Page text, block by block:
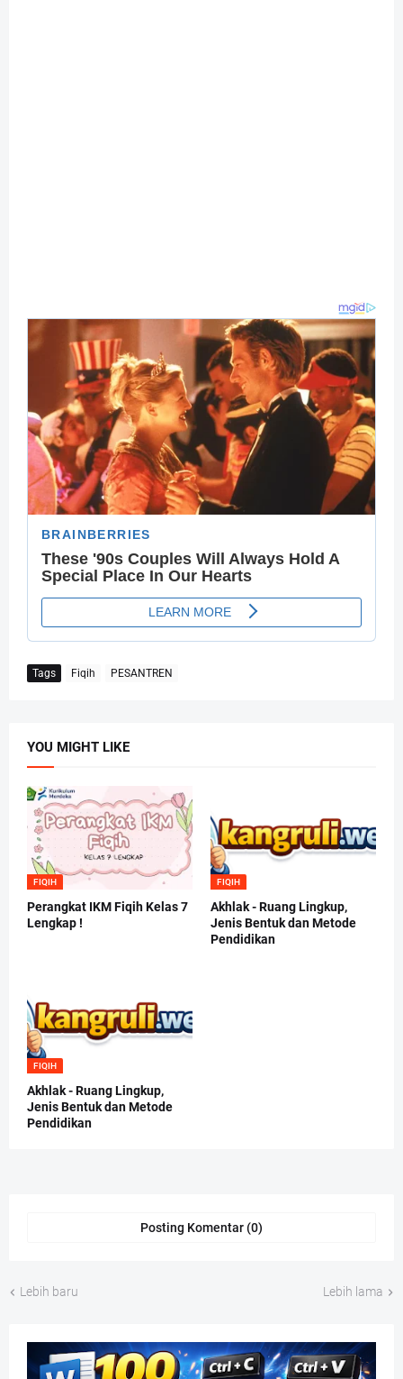
Tags Fiqih PESANTREN
YOU MIGHT LIKE
FIQIH
Perangkat IKM Fiqih Kelas 7
Lengkap !
FIQIH
Akhlak - Ruang Lingkup,
Jenis Bentuk dan Metode
Pendidikan
FIQIH
Akhlak - Ruang Lingkup,
Jenis Bentuk dan Metode
Pendidikan
Posting Komentar (0)
Lebih baru Lebih lama